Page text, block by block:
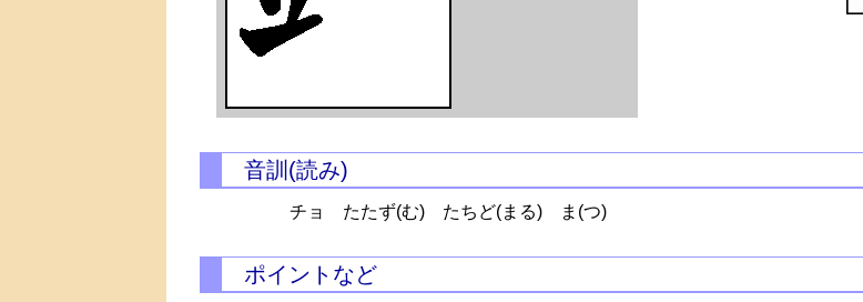
音訓(読み)
チョ たたず(む) たちど(まる) ま(つ)
ポイントなど